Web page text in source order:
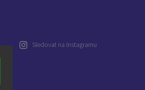
Sledovat na Instagramu